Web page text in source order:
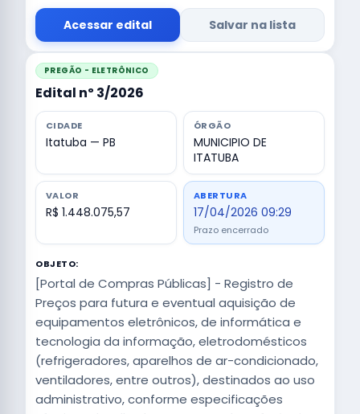
Acessar edital Salvar na lista
PREGÃO - ELETRÔNICO
Edital nº 3/2026
CIDADE
Itatuba — PB
ÓRGÃO
MUNICIPIO DE
ITATUBA
VALOR
R$ 1.448.075,57
ABERTURA
17/04/2026 09:29
Prazo encerrado
OBJETO:
[Portal de Compras Públicas] - Registro de
Preços para futura e eventual aquisição de
equipamentos eletrônicos, de informática e
tecnologia da informação, eletrodomésticos
(refrigeradores, aparelhos de ar-condicionado,
ventiladores, entre outros), destinados ao uso
administrativo, conforme especificações